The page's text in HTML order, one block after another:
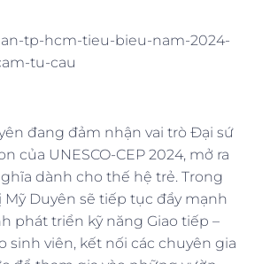
đang đảm nhận vai trò Đại sứ
của UNESCO-CEP 2024, mở ra
dành cho thế hệ trẻ. Trong
Duyên sẽ tiếp tục đẩy mạnh
phát triển kỹ năng Giao tiếp –
sinh viên, kết nối các chuyên gia